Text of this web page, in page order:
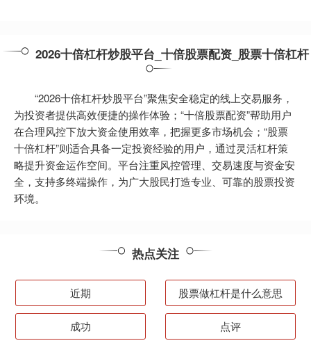
2026十倍杠杆炒股平台_十倍股票配资_股票十倍杠杆
“2026十倍杠杆炒股平台”聚焦安全稳定的线上交易服务，
为投资者提供高效便捷的操作体验；“十倍股票配资”帮助用户
在合理风控下放大资金使用效率，把握更多市场机会；“股票
十倍杠杆”则适合具备一定投资经验的用户，通过灵活杠杆策
略提升资金运作空间。平台注重风控管理、交易速度与资金安
全，支持多终端操作，为广大股民打造专业、可靠的股票投资
环境。
热点关注
近期 股票做杠杆是什么意思
成功 点评